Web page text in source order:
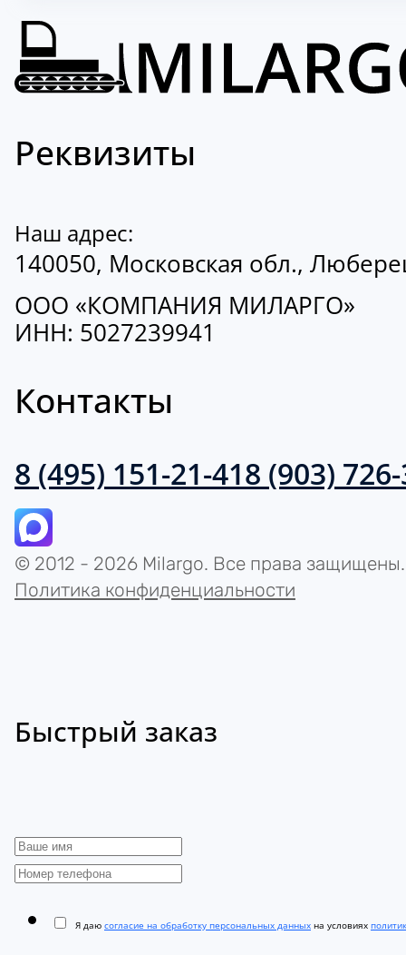
Реквизиты
Наш адрес:
140050, Московская обл.,
ООО «КОМПАНИЯ МИЛАРГО»
ИНН: 5027239941
Контакты
8 (495) 151-21-418 (903)
© 2012 - 2026 Milargo. Все права защищены.
Политика конфиденциальности
Быстрый заказ
Я даю согласие на обработку персональных данных на условиях